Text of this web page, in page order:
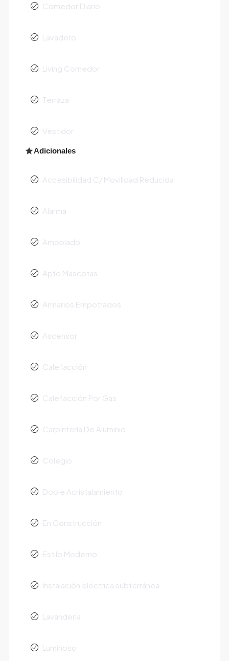
Comedor Diario
Lavadero
Living Comedor
Terraza
Vestidor
Adicionales
Accesibilidad C/ Movilidad Reducida
Alarma
Amoblado
Apto Mascotas
Armarios Empotrados
Ascensor
Calefacción
Calefacción Por Gas
Carpintería De Aluminio
Colegio
Doble Acristalamiento
En Construcción
Estilo Moderno
Instalación eléctrica subterránea.
Lavandería
Luminoso